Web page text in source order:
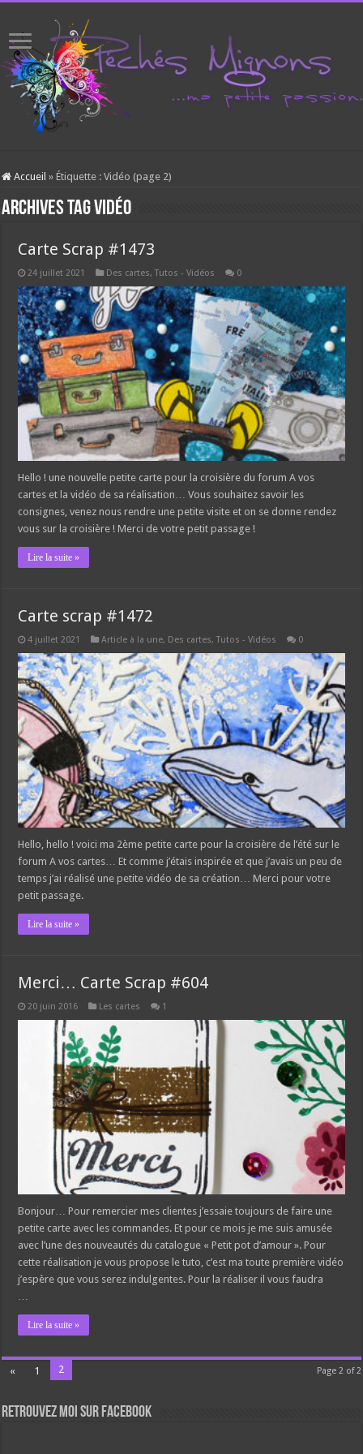
Accueil » Étiquette :Vidéo (page 2)
Archives tagVidéo
Carte Scrap #1473
24 juillet 2021 Des cartes,Tutos - Vidéos 0
Hello ! une nouvelle petite carte pour la croisière du forum A vos
cartes et la vidéo de sa réalisation… Vous souhaitez savoir les
consignes, venez nous rendre une petite visite et on se donne rendez
vous sur la croisière ! Merci de votre petit passage !
Lire la suite »
Carte scrap #1472
4 juillet 2021 Article à la une, Des cartes,Tutos - Vidéos 0
Hello, hello ! voici ma 2ème petite carte pour la croisière de l’été sur le
forum A vos cartes… Et comme j’étais inspirée et que j’avais un peu de
temps j’ai réalisé une petite vidéo de sa création… Merci pour votre
petit passage.
Lire la suite »
Merci… Carte Scrap #604
20 juin 2016 Les cartes 1
Bonjour… Pour remercier mes clientes j’essaie toujours de faire une
petite carte avec les commandes. Et pour ce mois je me suis amusée
avec l’une des nouveautés du catalogue « Petit pot d’amour ». Pour
cette réalisation je vous propose le tuto, c’est ma toute première vidéo
j’espère que vous serez indulgentes. Pour la réaliser il vous faudra
Lire la suite »
Page 2 of 2
« 1 2
Retrouvez moi sur Facebook